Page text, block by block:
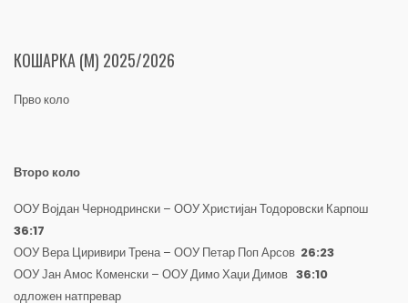
КОШАРКА (М) 2025/2026
Прво коло
Второ коло
ООУ Војдан Чернодрински – ООУ Христијан Тодоровски Карпош
36:17
ООУ Вера Циривири Трена – ООУ Петар Поп Арсов 26:23
ООУ Јан Амос Коменски – ООУ Димо Хаџи Димов 36:10
одложен натпревар